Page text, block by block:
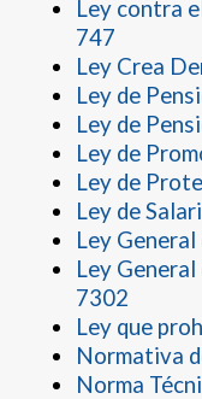
Ley contra
747
Ley Crea
Ley de
Ley de
Ley de
Ley de
Ley de
Ley
Ley
7302
Ley que
Normativa
Norma